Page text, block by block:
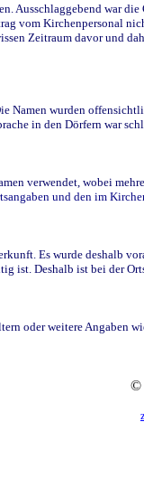
Ausschlaggebend war
vom Kirchenpersonal
Zeitraum davor und
wurden
in den Dörfern war
verwendet, wobei
und den im
Es wurde deshalb
ist. Deshalb ist bei der
oder weitere Angaben
©